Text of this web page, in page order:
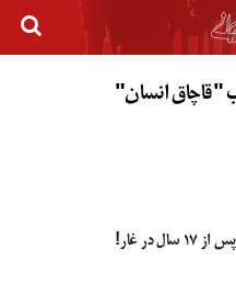
"قاچاق انسان"
در غار!